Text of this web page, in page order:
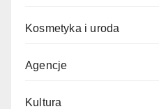
Kosmetyka i uroda
Agencje
Kultura